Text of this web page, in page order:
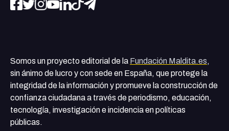
Somos un proyecto editorial de la Fundación Maldita.es,
sin ánimo de lucro y con sede en España, que protege la
integridad de la información y promueve la construcción de
confianza ciudadana a través de periodismo, educación,
tecnología, investigación e incidencia en políticas
públicas.